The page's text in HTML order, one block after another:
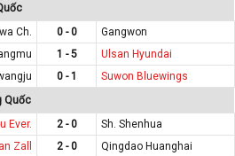
Ch. 0 - 0
Gangwon
1 - 5
Ulsan Hyundai
0 - 1
Suwon Bluewings
Quốc
Ever. 2 - 0
Sh. Shenhua
Zall 2 - 0
Qingdao Huanghai